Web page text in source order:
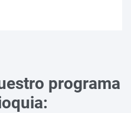
programa